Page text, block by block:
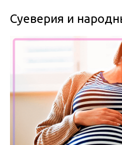
Суеверия и